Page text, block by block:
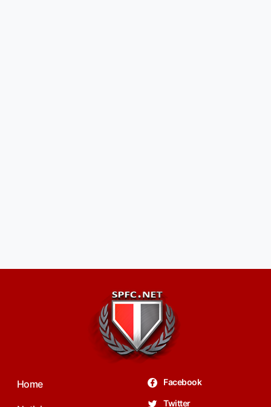
Home Facebook
Twitter